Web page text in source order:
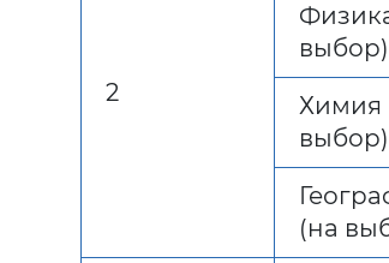
2
выбор)
Химия
выбор)
(на